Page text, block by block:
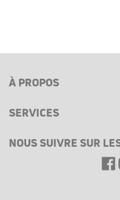
À PROPOS
SERVICES
NOUS SUIVRE SUR